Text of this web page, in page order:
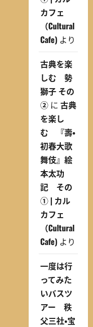
カフェ
（Cultural
Cafe)より
古典を楽
しむ 勢
獅子 その
②に 古典
を楽し
む 『壽・
初春大歌
舞伎』絵
本太功
記 その
① | カル
カフェ
（Cultural
Cafe)より
一度は行
ってみた
いバスツ
アー 秩
父三社・宝